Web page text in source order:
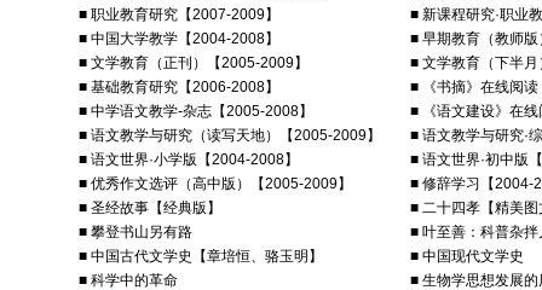
■ 职业教育研究【2007-2009】
■ 新课程研究·职业
■ 中国大学教学【2004-2008】
■ 早期教育（教师
■ 文学教育（正刊）【2005-2009】
■ 文学教育（下半
■ 基础教育研究【2006-2008】
■ 《书摘》在线阅
■ 中学语文教学-杂志【2005-2008】
■ 《语文建设》在
■ 语文教学与研究（读写天地）【2005-2009】
■ 语文教学与研究·
■ 语文世界·小学版【2004-2008】
■ 语文世界·初中版
■ 优秀作文选评（高中版）【2005-2009】
■ 修辞学习【2004-
■ 圣经故事【经典版】
■ 二十四孝【精美图
■ 攀登书山另有路
■ 叶至善：科普杂拌
■ 中国古代文学史【章培恒、骆玉明】
■ 中国现代文学史
■ 科学中的革命
■ 生物学思想发展的